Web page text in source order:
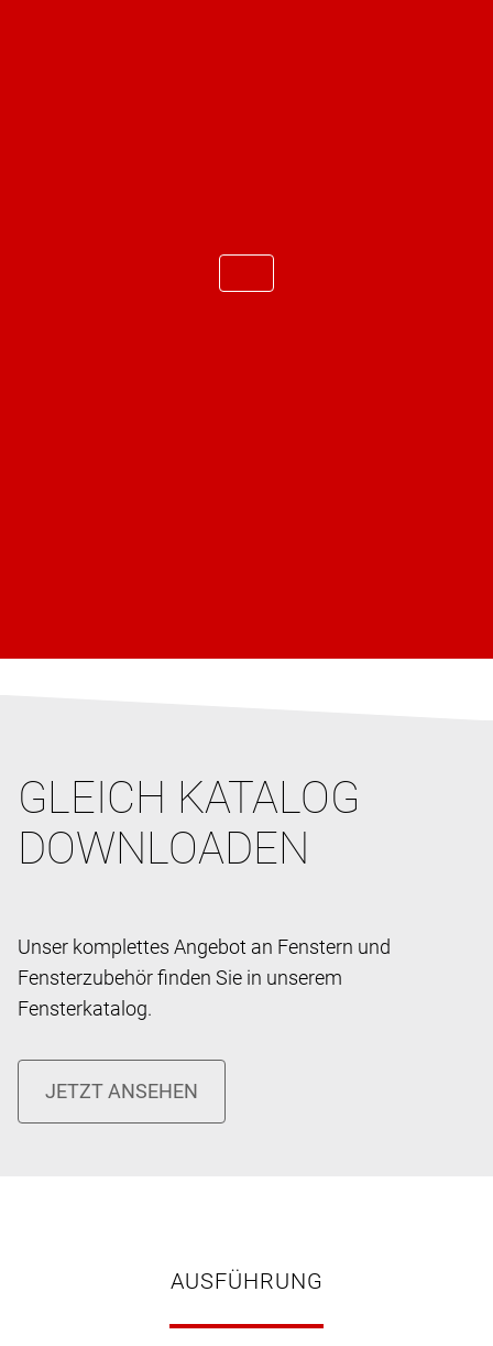
GLEICH KATALOG
DOWNLOADEN
Unser komplettes Angebot an Fenstern und
Fensterzubehör finden Sie in unserem
Fensterkatalog.
AUSFÜHRUNG